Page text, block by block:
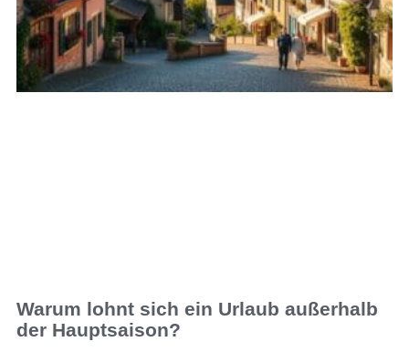
Warum lohnt sich ein Urlaub außerhalb
der Hauptsaison?